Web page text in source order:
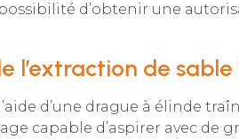
d’obtenir une
l’extraction de sable
d’une drague à élinde
capable d’aspirer avec de